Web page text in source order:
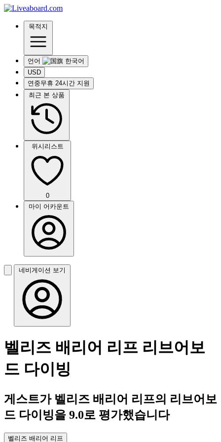
목적지
언어
USD
연중무휴 24시간 지원
최근 본 상품
위시리스트
0
마이 어카운트
네비게이션 보기
벨리즈 배리어 리프 리브어보
드 다이빙
게스트가 벨리즈 배리어 리프의 리브어보
드 다이빙을 9.0로 평가했습니다
벨리즈 배리어 리프